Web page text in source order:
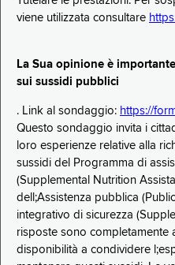
viene utilizzata consultare
La Sua opinione è
sui sussidi pubblici
. Link al sondaggio: https://
Questo sondaggio invita i
loro esperienze relative alla
sussidi del Programma di
(Supplemental Nutrition
dell;Assistenza pubblica
integrativo di sicurezza
risposte sono completamente
disponibilità a condividere